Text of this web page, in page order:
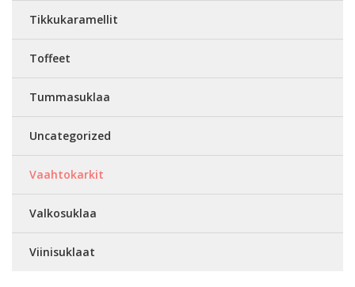
Tikkukaramellit
Toffeet
Tummasuklaa
Uncategorized
Vaahtokarkit
Valkosuklaa
Viinisuklaat